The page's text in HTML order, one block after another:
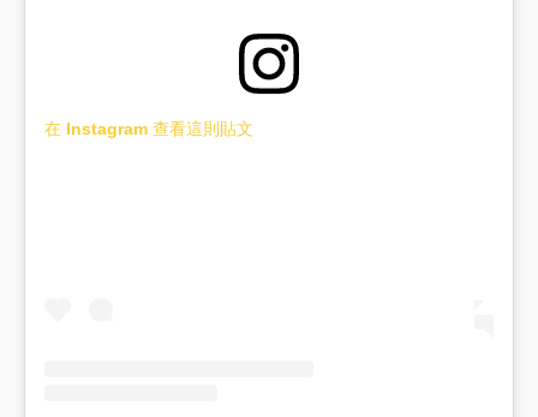
在 Instagram 查看這則貼文